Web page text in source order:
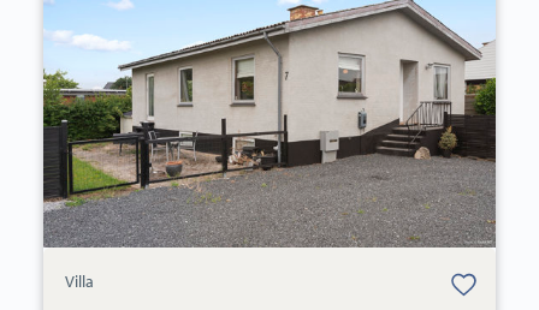
7,
Dalby,
Haslev
Villa
Bolig er gemt
under dine